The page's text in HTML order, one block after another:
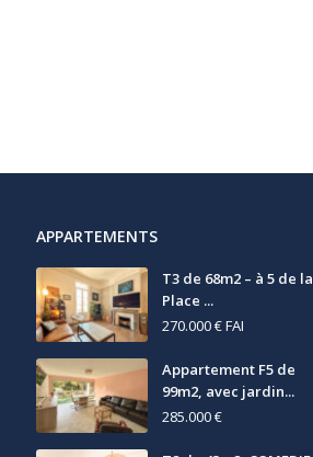
APPARTEMENTS
T3 de 68m2 – à 5 de la
Place ...
270.000 €FAI
Appartement F5 de
99m2, avec jardin...
285.000 €